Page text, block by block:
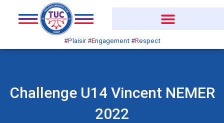
#Plaisir#Engagement#Respect
Challenge U14 Vincent NEMER
2022